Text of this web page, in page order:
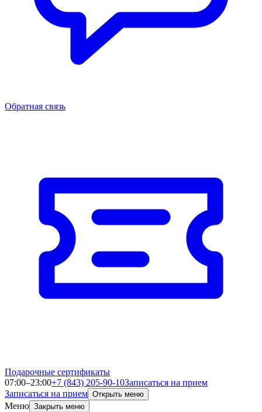
Обратная связь
Подарочные сертификаты
07:00–23:00+7 (843) 205-90-10Записаться на прием
Записаться на прием Открыть меню
Меню Закрыть меню